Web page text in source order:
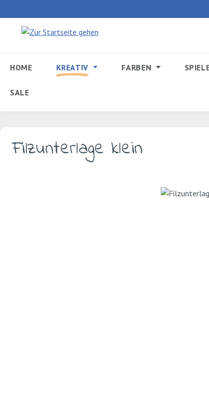
HOME KREATIV FARBEN
SALE
Filzunterlage klein